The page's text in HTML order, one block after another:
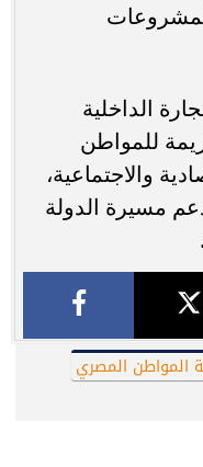
الداخلية
للمواطن
والاجتماعية،
مسيرة الدولة
المواطن المصري